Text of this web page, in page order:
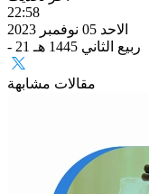
22:58
الاحد 05 نوفمبر 2023
- 21 ربيع الثاني 1445 هـ
مقالات مشابهة